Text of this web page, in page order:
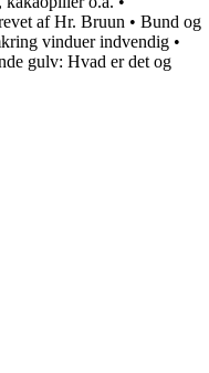
af Hr. Bruun • Bund og
vinduer indvendig •
gulv: Hvad er det og